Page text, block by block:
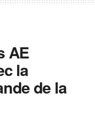
AE
la
de la